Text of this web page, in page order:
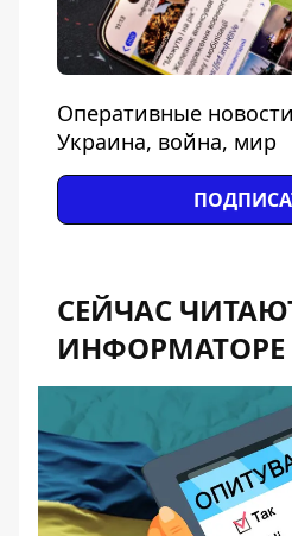
Оперативные
Украина, война, мир
СЕЙЧАС
ИНФОРМАТОРЕ